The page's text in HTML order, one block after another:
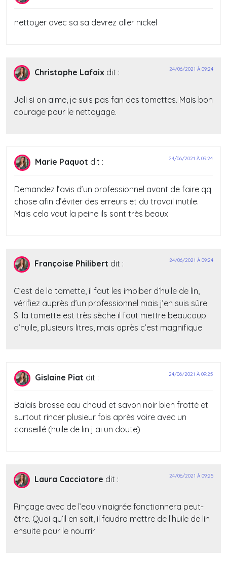
nettoyer avec sa sa devrez aller nickel
Christophe Lafaix dit : 24/06/2021 À 09:24
Joli si on aime, je suis pas fan des tomettes. Mais bon
courage pour le nettoyage.
Marie Paquot dit : 24/06/2021 À 09:24
Demandez l’avis d’un professionnel avant de faire qq
chose afin d’éviter des erreurs et du travail inutile.
Mais cela vaut la peine ils sont très beaux
Françoise Philibert dit : 24/06/2021 À 09:24
C’est de la tomette, il faut les imbiber d’huile de lin,
vérifiez auprès d’un professionnel mais j’en suis sûre.
Si la tomette est très sèche il faut mettre beaucoup
d’huile, plusieurs litres, mais après c’est magnifique
Gislaine Piat dit : 24/06/2021 À 09:25
Balais brosse eau chaud et savon noir bien frotté et
surtout rincer plusieur fois après voire avec un
conseillé (huile de lin j ai un doute)
Laura Cacciatore dit : 24/06/2021 À 09:25
Rinçage avec de l’eau vinaigrée fonctionnera peut-
être. Quoi qu’il en soit, il faudra mettre de l’huile de lin
ensuite pour le nourrir